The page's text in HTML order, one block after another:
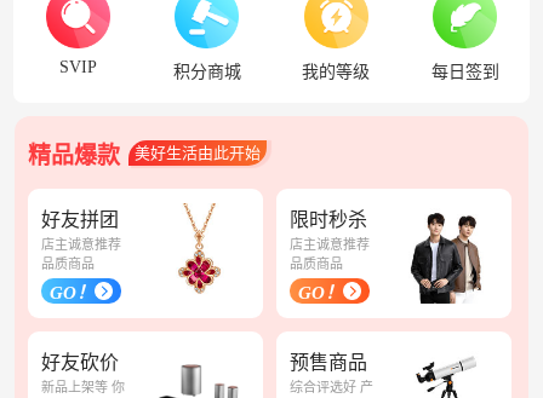
SVIP 积分商城 我的等级 每日签到
精品爆款 美好生活由此开始
好友拼团
店主诚意推荐
品质商品
GO！
限时秒杀
店主诚意推荐
品质商品
GO！
好友砍价
新品上架等 你
预售商品
综合评选好 产